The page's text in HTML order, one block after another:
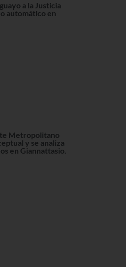
a la Justicia
automático en
Metropolitano
y se analiza
en Giannattasio.